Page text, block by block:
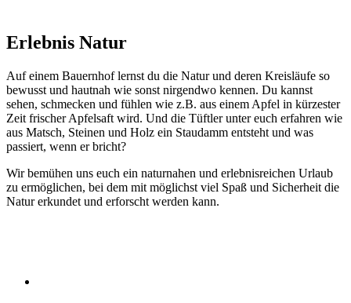
Erlebnis Natur
Auf einem Bauernhof lernst du die Natur und deren Kreisläufe so
bewusst und hautnah wie sonst nirgendwo kennen. Du kannst
sehen, schmecken und fühlen wie z.B. aus einem Apfel in kürzester
Zeit frischer Apfelsaft wird. Und die Tüftler unter euch erfahren wie
aus Matsch, Steinen und Holz ein Staudamm entsteht und was
passiert, wenn er bricht?
Wir bemühen uns euch ein naturnahen und erlebnisreichen Urlaub
zu ermöglichen, bei dem mit möglichst viel Spaß und Sicherheit die
Natur erkundet und erforscht werden kann.